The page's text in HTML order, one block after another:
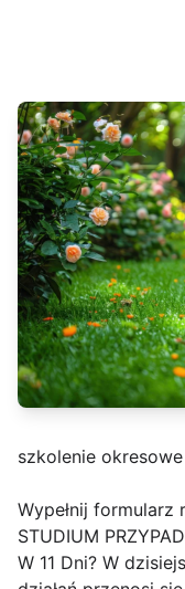
szkolenie
Wypełnij formularz
STUDIUM
W 11 Dni? W